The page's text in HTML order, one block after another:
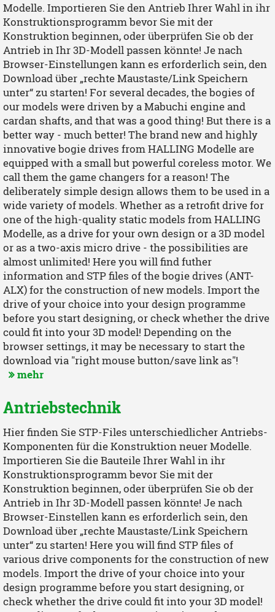
Modelle. Importieren Sie den Antrieb Ihrer Wahl in ihr
Konstruktionsprogramm bevor Sie mit der
Konstruktion beginnen, oder überprüfen Sie ob der
Antrieb in Ihr 3D-Modell passen könnte! Je nach
Browser-Einstellungen kann es erforderlich sein, den
Download über „rechte Maustaste/Link Speichern
unter“ zu starten! For several decades, the bogies of
our models were driven by a Mabuchi engine and
cardan shafts, and that was a good thing! But there is a
better way - much better! The brand new and highly
innovative bogie drives from HALLING Modelle are
equipped with a small but powerful coreless motor. We
call them the game changers for a reason! The
deliberately simple design allows them to be used in a
wide variety of models. Whether as a retrofit drive for
one of the high-quality static models from HALLING
Modelle, as a drive for your own design or a 3D model
or as a two-axis micro drive - the possibilities are
almost unlimited! Here you will find futher
information and STP files of the bogie drives (ANT-
ALX) for the construction of new models. Import the
drive of your choice into your design programme
before you start designing, or check whether the drive
could fit into your 3D model! Depending on the
browser settings, it may be necessary to start the
download via "right mouse button/save link as"!
mehr
Antriebstechnik
Hier finden Sie STP-Files unterschiedlicher Antriebs-
Komponenten für die Konstruktion neuer Modelle.
Importieren Sie die Bauteile Ihrer Wahl in ihr
Konstruktionsprogramm bevor Sie mit der
Konstruktion beginnen, oder überprüfen Sie ob der
Antrieb in Ihr 3D-Modell passen könnte! Je nach
Browser-Einstellen kann es erforderlich sein, den
Download über „rechte Maustaste/Link Speichern
unter“ zu starten! Here you will find STP files of
various drive components for the construction of new
models. Import the drive of your choice into your
design programme before you start designing, or
check whether the drive could fit into your 3D model!